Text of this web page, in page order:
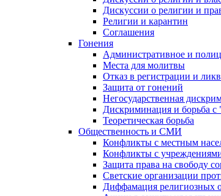
Дискуссии о религии и
Религии и карантин
Соглашения
Гонения
Административное и
Места для молитвы
Отказ в регистрации и
Защита от гонений
Негосударственная
Дискриминация и борьба с
Теоретическая борьба
Общественность и СМИ
Конфликты с местным
Конфликты с
Защита права на свободу
Светские организации
Диффамация религиозных